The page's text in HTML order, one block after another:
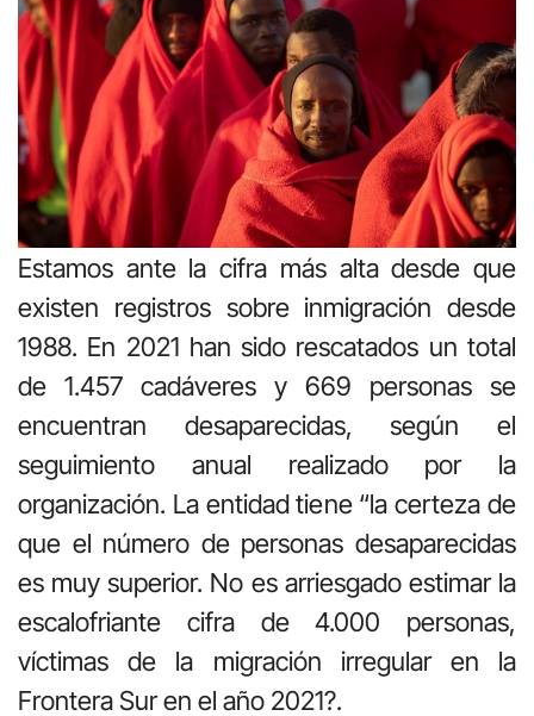
Estamos ante la cifra más alta desde que
existen registros sobre inmigración desde
1988. En 2021 han sido rescatados un total
de 1.457 cadáveres y 669 personas se
encuentran desaparecidas, según el
seguimiento anual realizado por la
organización. La entidad tiene “la certeza de
que el número de personas desaparecidas
es muy superior. No es arriesgado estimar la
escalofriante cifra de 4.000 personas,
víctimas de la migración irregular en la
Frontera Sur en el año 2021?.